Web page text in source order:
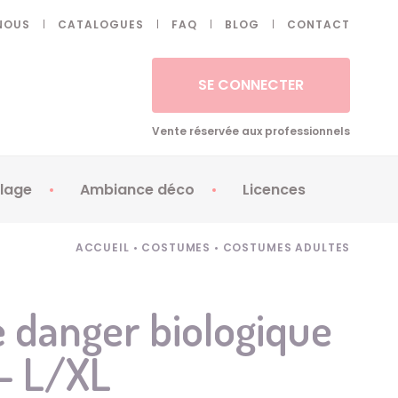
CATALOGUES FAQ BLOG CONTACT
SE CONNECTER
Vente réservée aux professionnels
Ambiance déco
Ballons
Bougies
Décoration
Licences
Demon Slayer
Disney Princess
ACCUEIL • COSTUMES • COSTUMES ADULTES
danger biologique
L/XL